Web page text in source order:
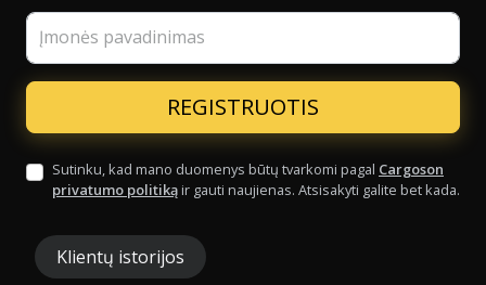
Įmonės pavadinimas
Sutinku, kad mano duomenys būtų tvarkomi pagal Cargoson
privatumo politiką ir gauti naujienas. Atsisakyti galite bet kada.
Klientų istorijos